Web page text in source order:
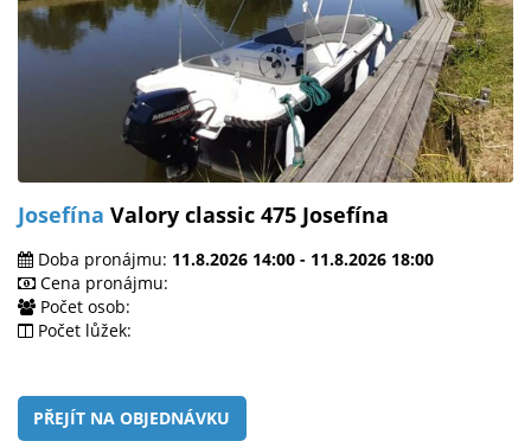
Josefína Valory classic 475 Josefína
Doba pronájmu: 11.8.2026 14:00 - 11.8.2026 18:00
Cena pronájmu:
Počet osob:
Počet lůžek:
PŘEJÍT NA OBJEDNÁVKU